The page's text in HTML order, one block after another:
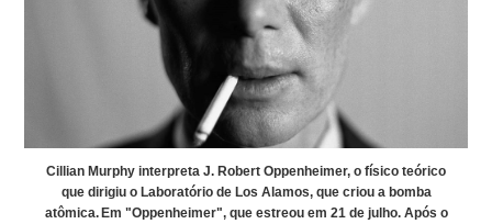
Cillian Murphy interpreta J. Robert Oppenheimer, o físico teórico
que dirigiu o Laboratório de Los Alamos, que criou a bomba
atômica. Em "Oppenheimer", que estreou em 21 de julho. Após o